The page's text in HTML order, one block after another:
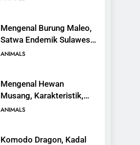
Mengenal Burung Maleo,
Satwa Endemik Sulawesi
yang Terancam Punah
ANIMALS
Mengenal Hewan
Musang, Karakteristik,
Jenis, dan Peran dalam
ANIMALS
Komodo Dragon, Kadal